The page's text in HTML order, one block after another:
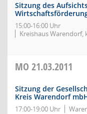
Sitzung des
15:00-16:00 Uhr
Kreishaus Warendorf,
MO 21.03.2011
Sitzung der
Kreis Warendorf
17:00-19:00 Uhr